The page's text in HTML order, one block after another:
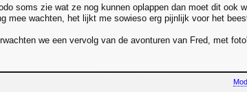
soms zie wat ze nog kunnen oplappen dan moet dit ook
mee wachten, het lijkt me sowieso erg pijnlijk voor het
we een vervolg van de avonturen van Fred, met